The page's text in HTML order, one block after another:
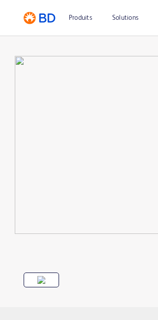
Produits Solutions